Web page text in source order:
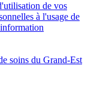
de vos
à l'usage de
soins du Grand-Est